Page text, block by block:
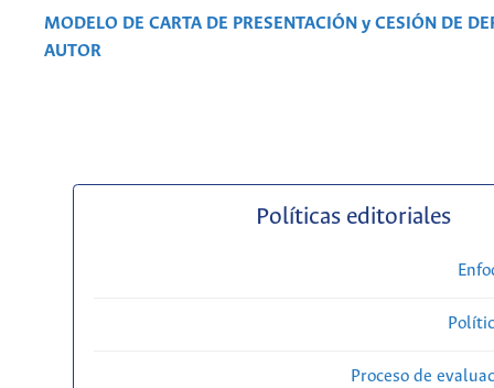
MODELO DE CARTA DE PRESENTACIÓN y CESIÓN DE
AUTOR
Políticas editoriales
Proceso de